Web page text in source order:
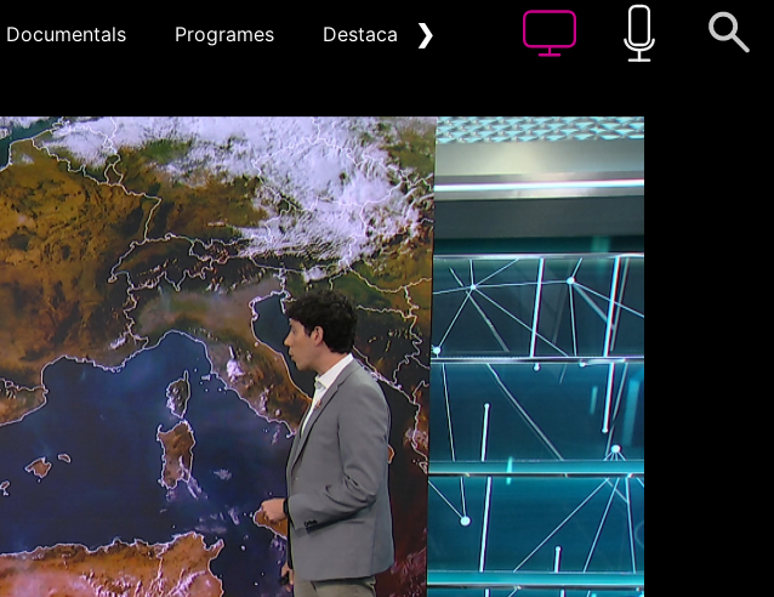
Documentals Programes Destacat ❯